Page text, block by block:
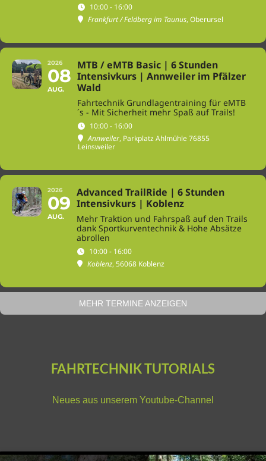
10:00 - 16:00
Frankfurt / Feldberg im Taunus, Oberursel
2026
08
AUG.
MTB / eMTB Basic | 6 Stunden
Intensivkurs | Annweiler im Pfälzer
Wald
Fahrtechnik Grundlagentraining für eMTB
´s - Mit Sicherheit mehr Spaß auf Trails!
10:00 - 16:00
Annweiler, Parkplatz Ahlmühle 76855
Leinsweiler
2026
09
AUG.
Advanced TrailRide | 6 Stunden
Intensivkurs | Koblenz
Mehr Traktion und Fahrspaß auf den Trails
dank Sportkurventechnik & Hohe Absätze
abrollen
10:00 - 16:00
Koblenz, 56068 Koblenz
MEHR TERMINE ANZEIGEN
FAHRTECHNIK TUTORIALS
Neues aus unserem Youtube-Channel